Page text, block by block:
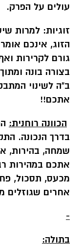
עולים על הפרק.
זוגיות: למרות
הזוג, אינכם
גורם לקרירות
בצורה בונה
ב"ה לשינוי
אתכם!!
הכוונה רוחנית:
בדרך הנכונה.
שמחה, בהירות,
אתכם במהירות
מכעס, תסכול,
אחרים שגוזלים
-
בתולה: